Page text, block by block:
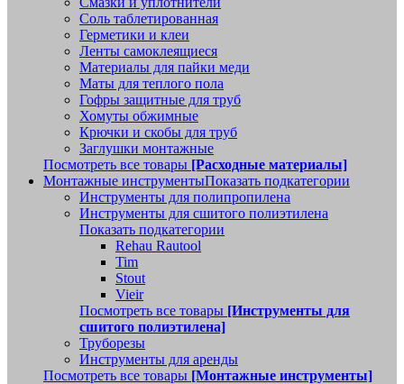
Соль таблетированная
Герметики и клеи
Ленты самоклеящиеся
Материалы для пайки меди
Маты для теплого пола
Гофры защитные для труб
Хомуты обжимные
Крючки и скобы для труб
Заглушки монтажные
Посмотреть все товары [Расходные материалы]
Монтажные инструментыПоказать подкатегории
Инструменты для полипропилена
Инструменты для сшитого полиэтилена
Показать подкатегории
Rehau Rautool
Tim
Stout
Vieir
Посмотреть все товары [Инструменты для
сшитого полиэтилена]
Труборезы
Инструменты для аренды
Посмотреть все товары [Монтажные инструменты]